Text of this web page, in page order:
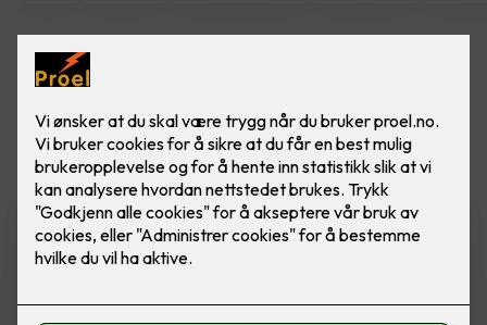
Vis flerefiltre
Samsung Nordic Geo
WindFree™️ Varmepumpe
behagelig temperatur uten direkte